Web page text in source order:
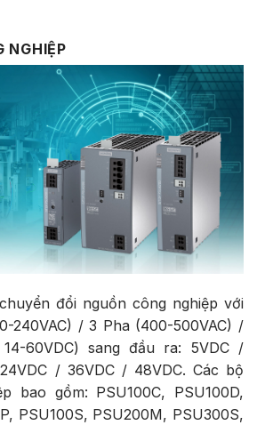
NGHIỆP
đổi nguồn công nghiệp với
240VAC) / 3 Pha (400-500VAC) /
14-60VDC) sang đầu ra: 5VDC /
/ 36VDC / 48VDC. Các bộ
bao gồm: PSU100C, PSU100D,
PSU100S, PSU200M, PSU300S,